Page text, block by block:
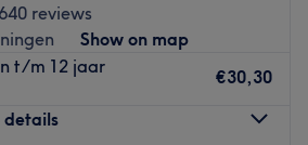
reviews
Show on map
t/m 12 jaar
€30,30
details